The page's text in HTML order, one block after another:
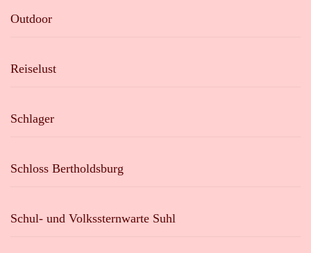
Outdoor
Reiselust
Schlager
Schloss Bertholdsburg
Schul- und Volkssternwarte Suhl